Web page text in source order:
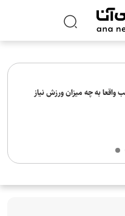
واقعا به چه میزان ورزش نیاز